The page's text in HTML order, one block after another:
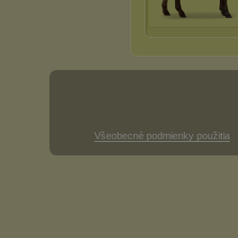
Všeobecné podmienky použitia